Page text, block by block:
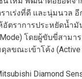
เร่งที่ดี และนุ่มนวล
ตราการประหยัดน้ำมั
โดยผู้ขับขี่สาม
ขณะเข้าโค้ง
Diamond